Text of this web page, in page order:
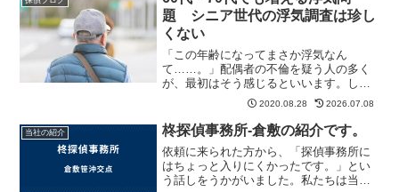
いのでしょうか。今回は、その...
題 シニア世代の浮気調査は珍し
くない
「この年齢になってまさか浮気なん
て……。」配偶者の不倫を疑う人の多く
が、最初はそう感じるといいます。しか
し近年、当探偵事務所には60代・70代か
らの浮気相談が数多く寄せられていま
す。子育てが終わり、定年退職を迎えた
後の第二の人生は穏やかに過...
2020.08.28 2026.07.08
当社の紹介 柊探偵事務所-倉敷の紹介です。
依頼に来られた方から、「探偵事務所に
はちょっと入りにくかったです。」とい
う話しをうかがいました。私たちは当た